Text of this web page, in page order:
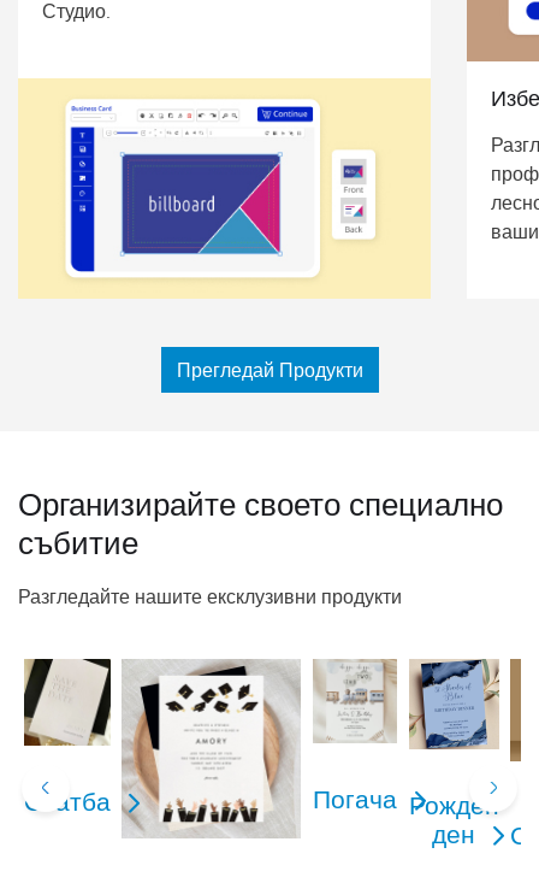
Студио.
Прегледай Продукти
Организирайте своето специално
събитие
Разгледайте нашите ексклузивни продукти
Сватба Погача Рожден
ден